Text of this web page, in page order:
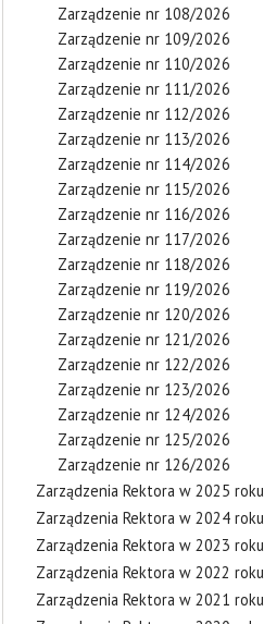
Zarządzenie nr 108/2026
Zarządzenie nr 109/2026
Zarządzenie nr 110/2026
Zarządzenie nr 111/2026
Zarządzenie nr 112/2026
Zarządzenie nr 113/2026
Zarządzenie nr 114/2026
Zarządzenie nr 115/2026
Zarządzenie nr 116/2026
Zarządzenie nr 117/2026
Zarządzenie nr 118/2026
Zarządzenie nr 119/2026
Zarządzenie nr 120/2026
Zarządzenie nr 121/2026
Zarządzenie nr 122/2026
Zarządzenie nr 123/2026
Zarządzenie nr 124/2026
Zarządzenie nr 125/2026
Zarządzenie nr 126/2026
Zarządzenia Rektora w 2025 roku
Zarządzenia Rektora w 2024 roku
Zarządzenia Rektora w 2023 roku
Zarządzenia Rektora w 2022 roku
Zarządzenia Rektora w 2021 roku